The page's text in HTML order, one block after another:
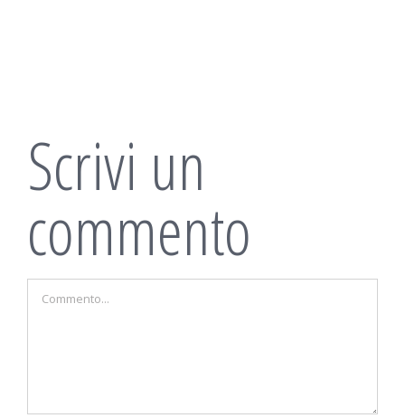
Scrivi un
commento